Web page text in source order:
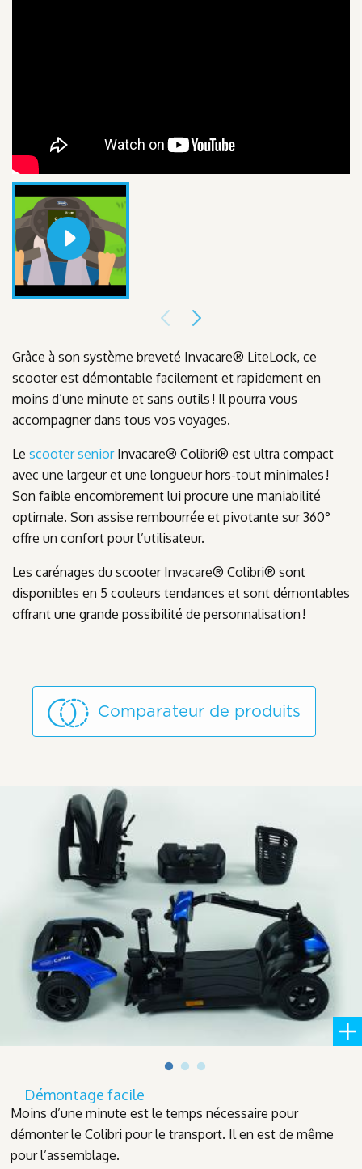
Grâce à son système breveté Invacare® LiteLock, ce
scooter est démontable facilement et rapidement en
moins d’une minute et sans outils ! Il pourra vous
accompagner dans tous vos voyages.
Le scooter seniorInvacare® Colibri® est ultra compact
avec une largeur et une longueur hors-tout minimales !
Son faible encombrement lui procure une maniabilité
optimale. Son assise rembourrée et pivotante sur 360°
offre un confort pour l’utilisateur.
Les carénages du scooter Invacare® Colibri® sont
disponibles en 5 couleurs tendances et sont démontables
offrant une grande possibilité de personnalisation !
Comparateur de produits
Démontage facile
Moins d’une minute est le temps nécessaire pour
démonter le Colibri pour le transport. Il en est de même
pour l’assemblage.